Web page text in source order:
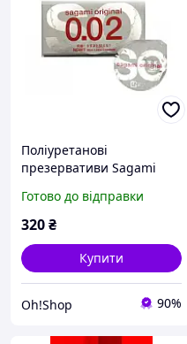
Поліуретанові
презервативи Sagami
Готово до відправки
320₴
Купити
Oh!Shop 90%